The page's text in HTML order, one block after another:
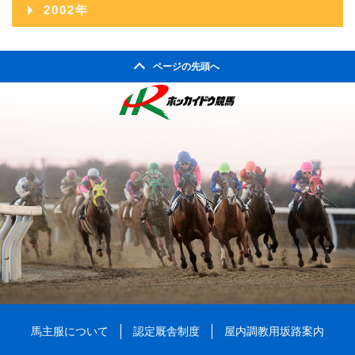
2011年02月
2010年03月
2009年03月
2008年05月
2008年01月
2007年07月
2007年02月
2007年01月
2006年08月
2006年03月
2006年02月
2006年01月
2005年09月
2005年08月
2005年07月
2005年04月
2005年03月
2005年02月
2005年01月
2004年10月
2004年06月
2004年05月
2004年04月
2004年03月
2004年02月
2004年01月
2003年07月
2003年06月
2003年05月
2003年04月
2003年01月
2002年
ページの先頭へ
馬主服について 認定厩舎制度 屋内調教用坂路案内